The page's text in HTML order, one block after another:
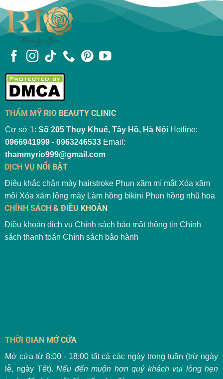
THẨM MỸ RIO BEAUTY CLINIC
Cơ sở 1: Số 205 Thụy Khuê, Tây Hồ, Hà NộiHotline:
0966941999 - 0963246533Email:
thammyrio999@gmail.com
DỊCH VỤ NỔI BẬT
Điêu khắc chân mày hairstroke Phun xăm mí mắt Xóa xăm
môi Xóa xăm lông mày Làm hồng bikini Phun hồng nhũ hoa
CHÍNH SÁCH & ĐIỀU KHOẢN
Điều khoản dịch vụ Chính sách bảo mật thông tin Chính
sách thanh toán Chính sách bảo hành
THỜI GIAN MỞ CỬA
Mở cửa từ 8:00 - 18:00 tất cả các ngày trong tuần (trừ ngày
lễ, ngày Tết).Nếu đến muộn hơn quý khách vui lòng hẹn